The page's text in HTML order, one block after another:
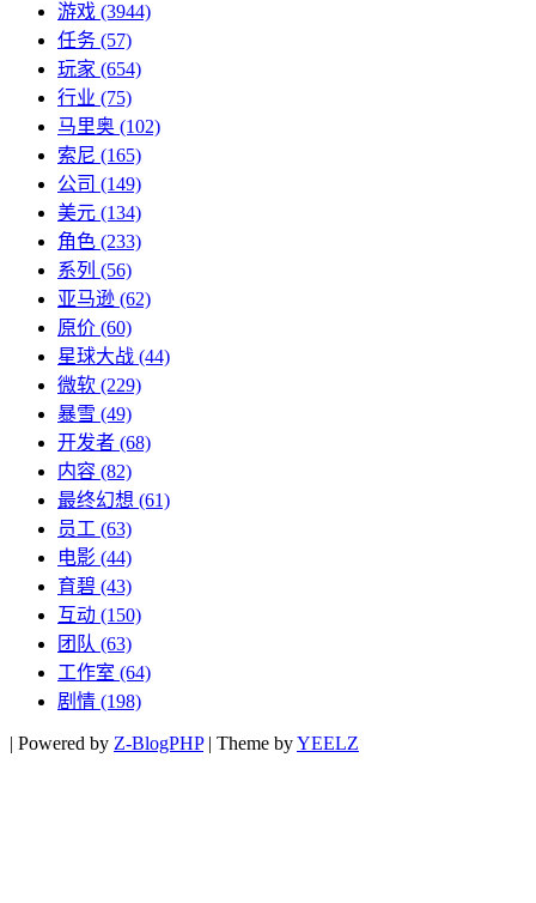
游戏 (3944)
任务 (57)
玩家 (654)
行业 (75)
马里奥 (102)
索尼 (165)
公司 (149)
美元 (134)
角色 (233)
系列 (56)
亚马逊 (62)
原价 (60)
星球大战 (44)
微软 (229)
暴雪 (49)
开发者 (68)
内容 (82)
最终幻想 (61)
员工 (63)
电影 (44)
育碧 (43)
互动 (150)
团队 (63)
工作室 (64)
剧情 (198)
| Powered by Z-BlogPHP | Theme byYEELZ